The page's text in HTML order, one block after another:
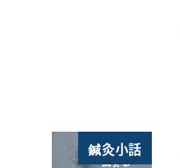
鍼灸小話